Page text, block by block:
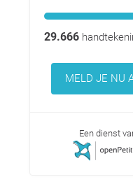
29.666
MELD JE NU
Een dienst